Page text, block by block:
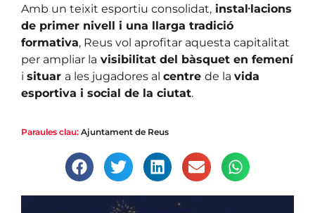
Amb un teixit esportiu consolidat, instal·lacions
de primer nivell i una llarga tradició
formativa, Reus vol aprofitar aquesta capitalitat
per ampliar la visibilitat del bàsquet en femení
i situar a les jugadores al centre de la vida
esportiva i social de la ciutat.
Paraules clau: Ajuntament de Reus